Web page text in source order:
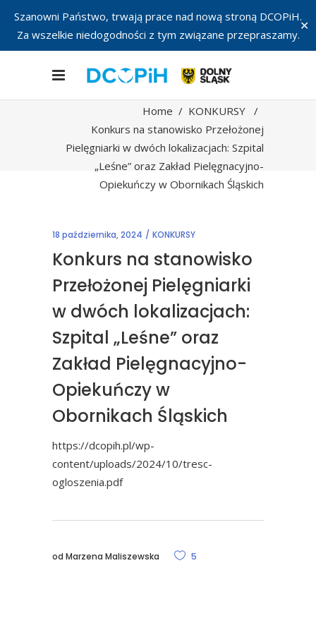
Szanowni Państwo, trwają prace nad nową stroną DCOPiH.
Za wszelkie niedogodności z tym związane przepraszamy.
✕
Home / KONKURSY /
Konkurs na stanowisko Przełożonej
Pielęgniarki w dwóch lokalizacjach: Szpital
„Leśne” oraz Zakład Pielęgnacyjno-
Opiekuńczy w Obornikach Śląskich
18 października, 2024 KONKURSY
Konkurs na stanowisko
Przełożonej Pielęgniarki
w dwóch lokalizacjach:
Szpital „Leśne” oraz
Zakład Pielęgnacyjno-
Opiekuńczy w
Obornikach Śląskich
https://dcopih.pl/wp-
content/uploads/2024/10/tresc-
ogloszenia.pdf
od Marzena Maliszewska 5